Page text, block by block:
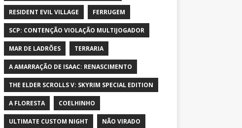
RESIDENT EVIL VILLAGE FERRUGEM
SCP: CONTENÇÃO VIOLAÇÃO MULTIJOGADOR
MAR DE LADRÕES TERRARIA
A AMARRAÇÃO DE ISAAC: RENASCIMENTO
THE ELDER SCROLLS V: SKYRIM SPECIAL EDITION
A FLORESTA COELHINHO
ULTIMATE CUSTOM NIGHT NÃO VIRADO